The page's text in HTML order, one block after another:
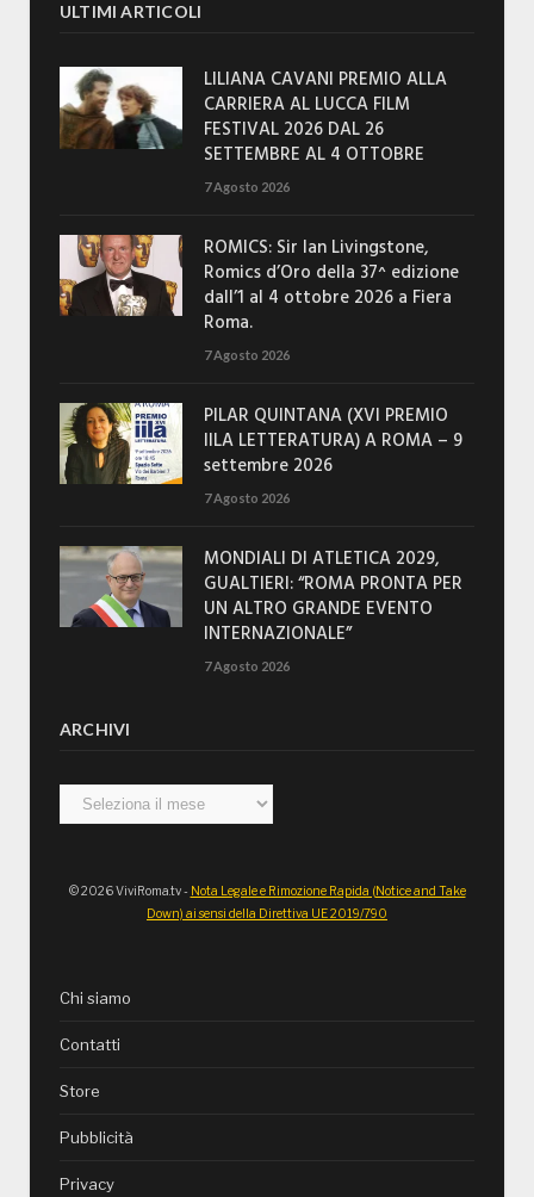
ULTIMI ARTICOLI
LILIANA CAVANI PREMIO ALLA
CARRIERA AL LUCCA FILM
FESTIVAL 2026 DAL 26
SETTEMBRE AL 4 OTTOBRE
7 Agosto 2026
ROMICS: Sir Ian Livingstone,
Romics d’Oro della 37^ edizione
dall’1 al 4 ottobre 2026 a Fiera
Roma.
7 Agosto 2026
PILAR QUINTANA (XVI PREMIO
IILA LETTERATURA) A ROMA – 9
settembre 2026
7 Agosto 2026
MONDIALI DI ATLETICA 2029,
GUALTIERI: “ROMA PRONTA PER
UN ALTRO GRANDE EVENTO
INTERNAZIONALE”
7 Agosto 2026
ARCHIVI
Archivi
© 2026 ViviRoma.tv - Nota Legale e Rimozione Rapida (Notice and Take
Down) ai sensi della Direttiva UE 2019/790
Chi siamo
Contatti
Store
Pubblicità
Privacy